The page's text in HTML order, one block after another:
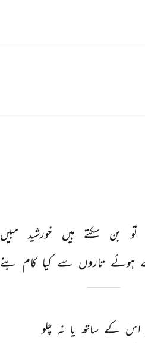
تو بن سکتے ہیں خورشید مبیں
ہوئے تاروں سے کیا کام بنے
اس کے ساتھ یا نہ چلو